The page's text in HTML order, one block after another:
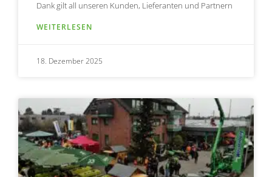
Dank gilt all unseren Kunden, Lieferanten und Partnern
WEITERLESEN
18. Dezember 2025